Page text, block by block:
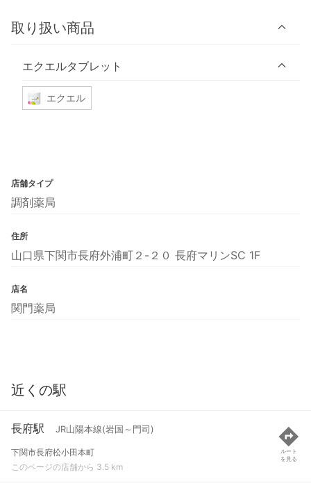
取り扱い商品
エクエルタブレット
エクエル
店舗タイプ
調剤薬局
住所
山口県下関市長府外浦町２-２０ 長府マリンSC 1F
店名
関門薬局
近くの駅
長府駅 JR山陽本線(岩国～門司)
下関市長府松小田本町
このページの店舗から 3.5 km
ルート
を見る